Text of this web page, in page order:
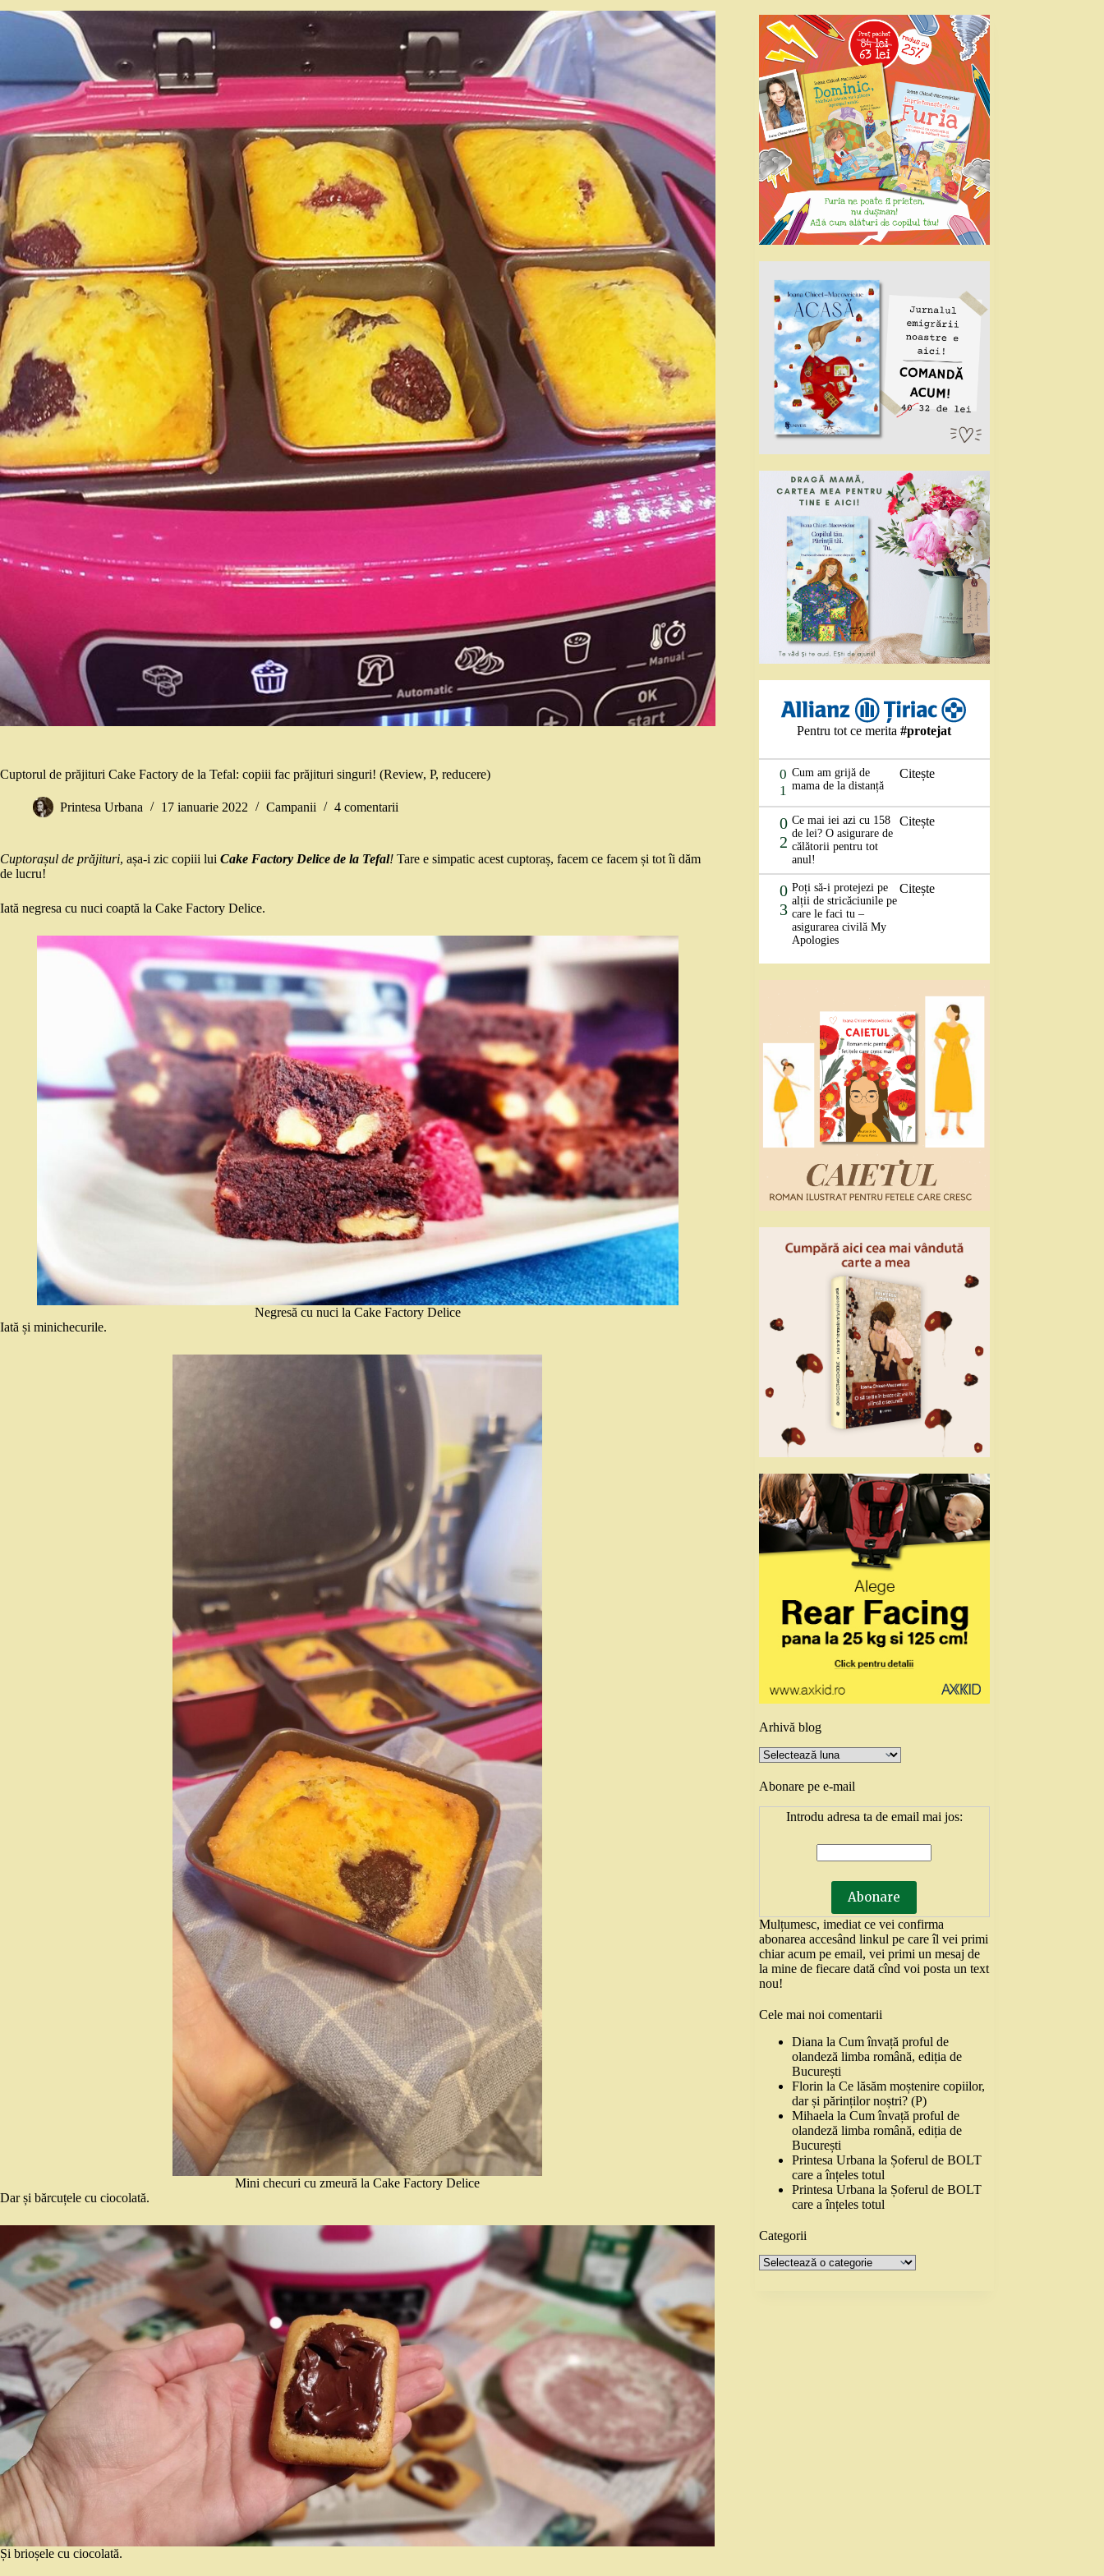
Cuptorul de prăjituri Cake Factory de la Tefal: copiii fac prăjituri singuri! (Review, P, reducere)
Printesa Urbana 17 ianuarie 2022 Campanii 4 comentarii
Cuptorașul de prăjituri, așa-i zic copiii lui Cake Factory Delice de la Tefal! Tare e simpatic acest cuptoraș, facem ce facem și tot îi dăm
de lucru!
Iată negresa cu nuci coaptă la Cake Factory Delice.
Negresă cu nuci la Cake Factory Delice
Iată și minichecurile.
Mini checuri cu zmeură la Cake Factory Delice
Dar și bărcuțele cu ciocolată.
Și brioșele cu ciocolată.
Pentru tot ce merita#protejat
0
1
Cum am grijă de
mama de la distanță
Citește
0
2
Ce mai iei azi cu 158
de lei? O asigurare de
călătorii pentru tot
anul!
Citește
0
3
Poți să-i protejezi pe
alții de stricăciunile pe
care le faci tu –
asigurarea civilă My
Apologies
Citește
Arhivă blog
Arhivă
blog
Abonare pe e-mail
Introdu adresa ta de email mai jos:
Mulțumesc, imediat ce vei confirma
abonarea accesând linkul pe care îl vei primi
chiar acum pe email, vei primi un mesaj de
la mine de fiecare dată cînd voi posta un text
nou!
Cele mai noi comentarii
Diana laCum învață proful de
olandeză limba română, ediția de
București
Florin laCe lăsăm moștenire copiilor,
dar și părinților noștri? (P)
Mihaela laCum învață proful de
olandeză limba română, ediția de
București
Printesa Urbana la Șoferul de BOLT
care a înțeles totul
Printesa Urbana la Șoferul de BOLT
care a înțeles totul
Categorii
Categorii